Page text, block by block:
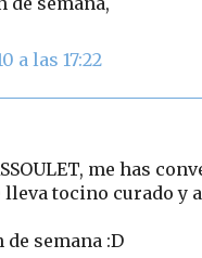
a las 17:22
me has
lleva tocino curado y
semana :D